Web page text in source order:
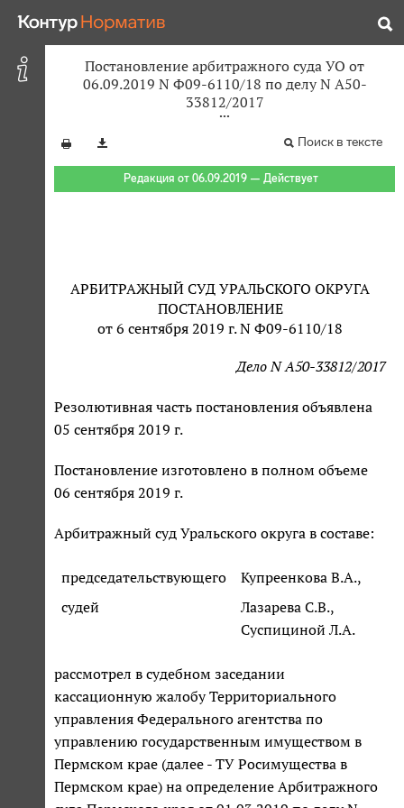
Постановление арбитражного суда УО от
06.09.2019 N Ф09-6110/18 по делу N А50-
33812/2017
Поиск в тексте
Редакция от 06.09.2019 — Действует
АРБИТРАЖНЫЙ СУД УРАЛЬСКОГО ОКРУГА
ПОСТАНОВЛЕНИЕ
от 6 сентября 2019 г. N Ф09-6110/18
Дело N А50-33812/2017
Резолютивная часть постановления объявлена
05 сентября 2019 г.
Постановление изготовлено в полном объеме
06 сентября 2019 г.
Арбитражный суд Уральского округа в составе:
председательствующего
Купреенкова В.А.,
судей
Лазарева С.В.,
Суспициной Л.А.
рассмотрел в судебном заседании
кассационную жалобу Территориального
управления Федерального агентства по
управлению государственным имуществом в
Пермском крае (далее - ТУ Росимущества в
Пермском крае) на определение Арбитражного